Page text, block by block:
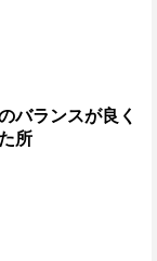
バランスが良く
所